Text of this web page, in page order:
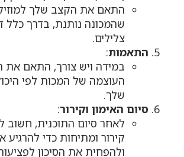
התאם את הקצב שלך
שהמכונה נותנת, בדרך כלל
צלילים.
התאמות:
במידה ויש צורך, התאם את
העוצמה של המכות לפי
שלך.
סיום האימון וקירור:
לאחר סיום התוכנית, חשוב
קירור ומתיחות כדי להרגיע
ולהפחית את הסיכון